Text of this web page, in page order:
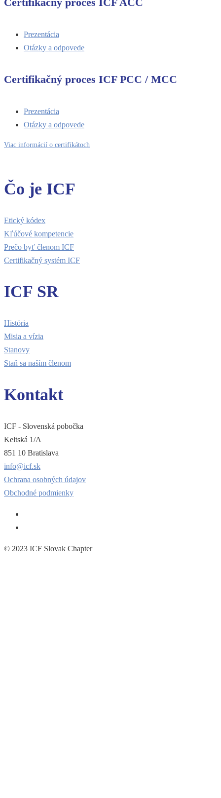
Prezentácia
Otázky a odpovede
Certifikačný proces ICF PCC / MCC
Prezentácia
Otázky a odpovede
Viac informácií o certifikátoch
Čo je ICF
Etický kódex
Kľúčové kompetencie
Prečo byť členom ICF
Certifikačný systém ICF
ICF SR
História
Misia a vízia
Stanovy
Staň sa naším členom
Kontakt
ICF - Slovenská pobočka
Keltská 1/A
851 10 Bratislava
info@icf.sk
Ochrana osobných údajov
Obchodné podmienky
© 2023 ICF Slovak Chapter